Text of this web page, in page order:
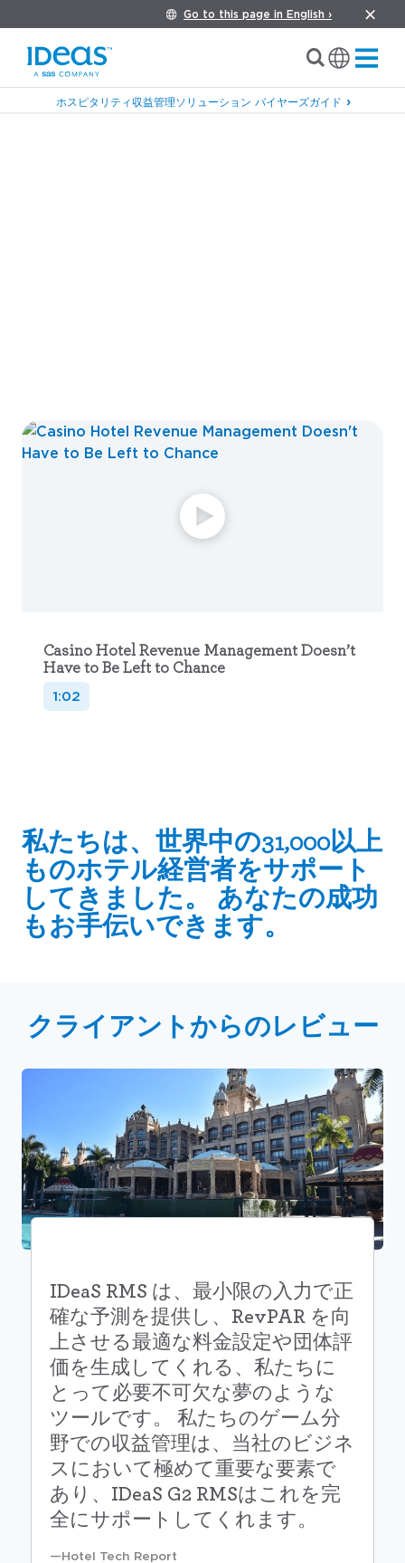
Go to this page in English ›
ホスピタリティ収益管理ソリューション バイヤーズガイド
Casino Hotel Revenue Management Doesn’t
Have to Be Left to Chance
1:02
私たちは、世界中の31,000以上
ものホテル経営者をサポート
してきました。 あなたの成功
もお手伝いできます。
クライアントからのレビュー
IDeaS RMS は、最小限の入力で正
確な予測を提供し、RevPAR を向
上させる最適な料金設定や団体評
価を生成してくれる、私たちに
とって必要不可欠な夢のような
ツールです。 私たちのゲーム分
野での収益管理は、当社のビジネ
スにおいて極めて重要な要素で
あり、IDeaS G2 RMSはこれを完
全にサポートしてくれます。
Hotel Tech Report